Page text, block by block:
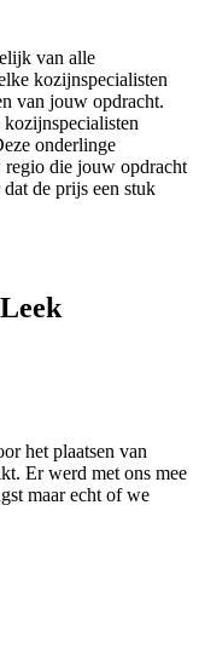
van alle
kozijnspecialisten
van jouw opdracht.
onderlinge
die jouw opdracht
de prijs een stuk
het plaatsen van
Er werd met ons mee
maar echt of we